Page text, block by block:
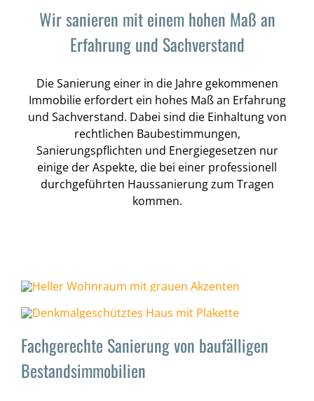
Wir sanieren mit einem hohen Maß an
Erfahrung und Sachverstand
Die Sanierung einer in die Jahre gekommenen
Immobilie erfordert ein hohes Maß an Erfahrung
und Sachverstand. Dabei sind die Einhaltung von
rechtlichen Baubestimmungen,
Sanierungspflichten und Energiegesetzen nur
einige der Aspekte, die bei einer professionell
durchgeführten Haussanierung zum Tragen
kommen.
Fachgerechte Sanierung von baufälligen
Bestandsimmobilien